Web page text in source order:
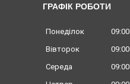
ГРАФІК РОБОТИ
Понеділок 09:00
Вівторок
09:00
Середа
09:00